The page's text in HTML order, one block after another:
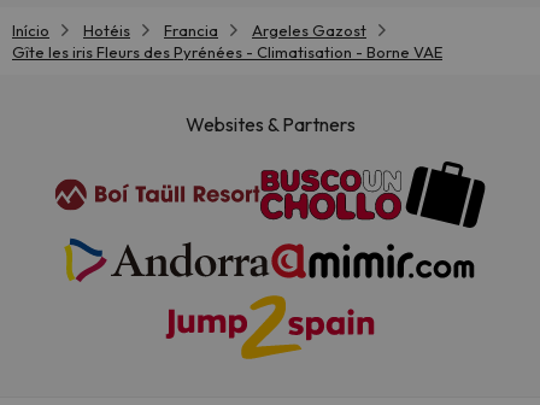
Início Hotéis Francia
Argeles Gazost
Gîte les iris Fleurs des Pyrénées - Climatisation - Borne VAE
Websites & Partners